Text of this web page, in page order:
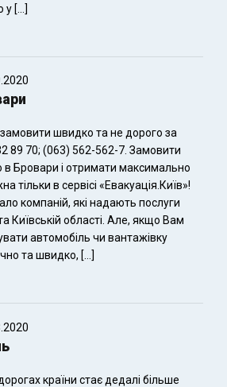
у […]
швидко та не дорого за
89 70; (063) 562-562-7. Замовити
в Бровари і отримати максимально
тільки в сервісі «Евакуація.Київ»!
компаній, які надають послуги
Київській області. Але, якщо Вам
автомобіль чи вантажівку
та швидко, […]
країни стає дедалі більше